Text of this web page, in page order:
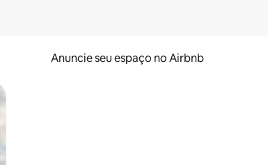
Anuncie seu espaço no Airbnb